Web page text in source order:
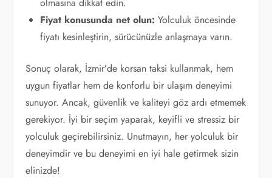
Fiyat konusunda net olun: Yolculuk öncesinde
fiyatı kesinleştirin, sürücünüzle anlaşmaya varın.
Sonuç olarak, İzmir’de korsan taksi kullanmak, hem
uygun fiyatlar hem de konforlu bir ulaşım deneyimi
sunuyor. Ancak, güvenlik ve kaliteyi göz ardı etmemek
gerekiyor. İyi bir seçim yaparak, keyifli ve stressiz bir
yolculuk geçirebilirsiniz. Unutmayın, her yolculuk bir
deneyimdir ve bu deneyimi en iyi hale getirmek sizin
elinizde!